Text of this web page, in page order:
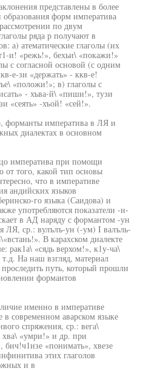
представлены в более
форм императива
по двум
ряда р получают в
а) атематические глаголы (их
и! «режь!», бехьи\ «покажи!»
с согласной основой (с одним
е-зи «держать» - ккв-е!
«положи!»; в) глаголы с
- хъва-й\ «пиши!», тузи
«сеять» -хъой! «сей!».
форманты императива в ЛЯ и
диалектах в основном
императива при помощи
того, какой тип основы
что в императиве
андийских языков
го языка (Саидова) и
употребляются показатели -н-
в АД наряду с формантом -ун
ЛЯ, ср.: вулълъ-ун (-ум) I валъль-
В карахском диалекте
рак1а\ «сядь верхом!», к1у-ча\
На наш взгляд, материал
проследить путь, который прошли
формантов
именно в императиве
в современном аварском языке
спряжения, ср.: вега\
«умри!» и др. при
бич!ч1изе «понимать», хвезе
этих глаголов
и в